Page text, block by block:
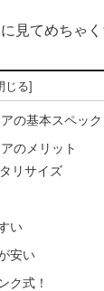
見てめちゃく
の基本スペック
のメリット
リサイズ
い
安い
ク式！